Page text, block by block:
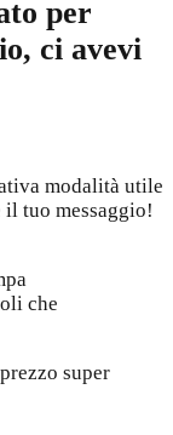
per
ci avevi
modalità utile
tuo messaggio!
che
super